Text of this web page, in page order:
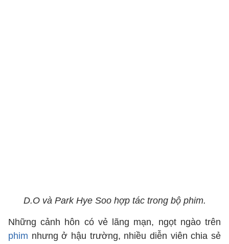
D.O và Park Hye Soo hợp tác trong bộ phim.
Những cảnh hôn có vẻ lãng mạn, ngọt ngào trên
phim nhưng ở hậu trường, nhiều diễn viên chia sẻ